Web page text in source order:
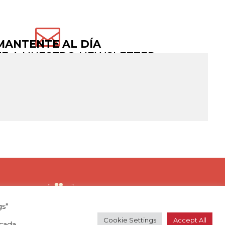
 AL DÍA
A NUESTRO NEWSLETTER
Cookie Settings Accept All